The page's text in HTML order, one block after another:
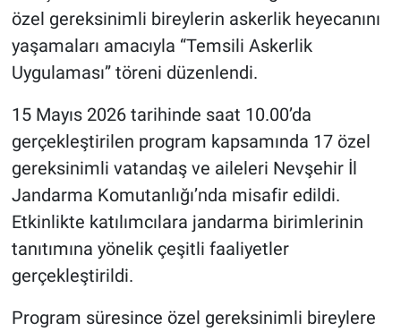
özel gereksinimli bireylerin askerlik heyecanını
yaşamaları amacıyla “Temsili Askerlik
Uygulaması” töreni düzenlendi.
15 Mayıs 2026 tarihinde saat 10.00’da
gerçekleştirilen program kapsamında 17 özel
gereksinimli vatandaş ve aileleri Nevşehir İl
Jandarma Komutanlığı’nda misafir edildi.
Etkinlikte katılımcılara jandarma birimlerinin
tanıtımına yönelik çeşitli faaliyetler
gerçekleştirildi.
Program süresince özel gereksinimli bireylere
Niğde
Aksaray
Kırşehir
Yerel
Genel
Asayiş
Kültür - Sanat